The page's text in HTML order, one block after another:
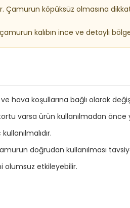
Çamurun köpüksüz olmasına
kalıbın ince ve detaylı
hava koşullarına bağlı olarak
varsa ürün kullanılmadan önce
doğrudan kullanılması
olumsuz etkileyebilir.